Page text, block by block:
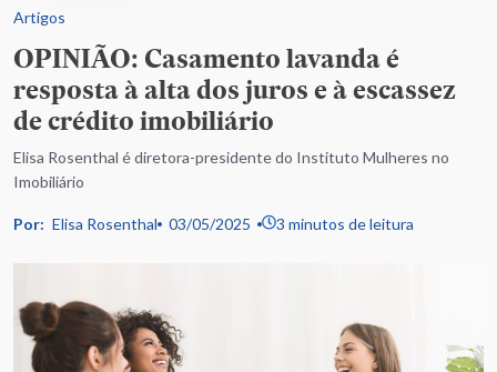
Artigos
OPINIÃO: Casamento lavanda é
resposta à alta dos juros e à escassez
de crédito imobiliário
Elisa Rosenthal é diretora-presidente do Instituto Mulheres no
Imobiliário
Por: Elisa Rosenthal 03/05/2025 3 minutos de leitura